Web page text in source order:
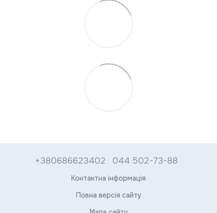
+380686623402 044 502-73-88
Контактна інформація
Повна версія сайту